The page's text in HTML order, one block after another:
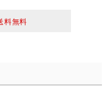
料無料